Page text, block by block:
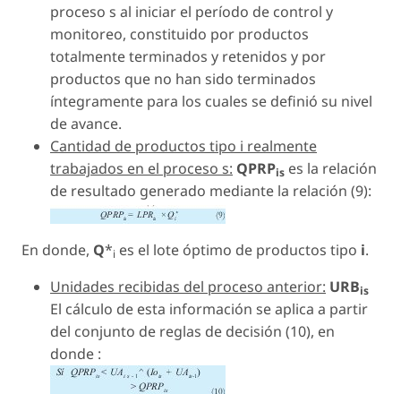
proceso s al iniciar el período de control y
monitoreo, constituido por productos
totalmente terminados y retenidos y por
productos que no han sido terminados
íntegramente para los cuales se definió su nivel
de avance.
Cantidad de productos tipo i realmente
trabajados en el proceso s: QPRPis es la relación
de resultado generado mediante la relación (9):
En donde, Q*i es el lote óptimo de productos tipo i.
Unidades recibidas del proceso anterior: URBis
El cálculo de esta información se aplica a partir
del conjunto de reglas de decisión (10), en
donde :